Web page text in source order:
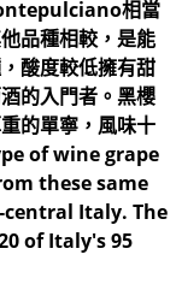
相當
品種相較，是能
酸度較低擁有甜
的入門者。黑櫻
的單寧，風味十
of wine grape
these same
Italy. The
of Italy's 95